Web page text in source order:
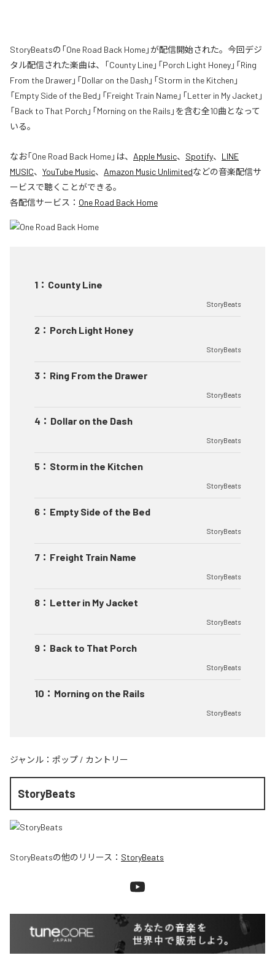
StoryBeatsの「One Road Back Home」が配信開始された。今回デジ
タル配信された楽曲は、「County Line」「Porch Light Honey」「Ring
From the Drawer」「Dollar on the Dash」「Storm in the Kitchen」
「Empty Side of the Bed」「Freight Train Name」「Letter in My Jacket」
「Back to That Porch」「Morning on the Rails」を含む全10曲となって
いる。
なお「One Road Back Home」は、 Apple Music、 Spotify、 LINE
MUSIC、 YouTube Music、 Amazon Music Unlimitedなどの音楽配信サ
ービスで聴くことができる。
各配信サービス： One Road Back Home
1 ： County Line
StoryBeats
2 ： Porch Light Honey
StoryBeats
3 ： Ring From the Drawer
StoryBeats
4 ： Dollar on the Dash
StoryBeats
5 ： Storm in the Kitchen
StoryBeats
6 ： Empty Side of the Bed
StoryBeats
7 ： Freight Train Name
StoryBeats
8 ： Letter in My Jacket
StoryBeats
9 ： Back to That Porch
StoryBeats
10 ： Morning on the Rails
StoryBeats
ジャンル： ポップ / カントリー
StoryBeats
StoryBeatsの他のリリース： StoryBeats